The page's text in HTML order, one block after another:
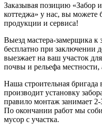
Заказывая позицию «Забор
коттеджа» у нас, вы можете
продукции и сервиса!
Выезд мастера-замерщика к
бесплатно при заключении
выезжает на ваш участок
почвы и рельефа местности,
Наша строительная бригада
производит установку
правило монтаж занимает 2-
По окончании работ мы
мусор с участка.